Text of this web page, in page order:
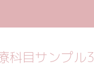
科目サンプル3